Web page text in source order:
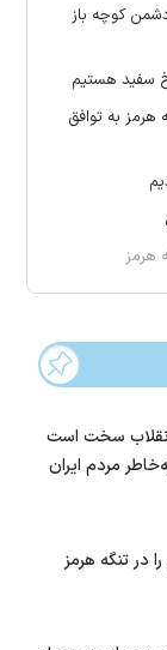
کوچه باز
سفید هستیم
هرمز به توافق
هرمز
انقلاب سخت است
مردم ایران
۴۸ کشتی را در تنگه هرمز